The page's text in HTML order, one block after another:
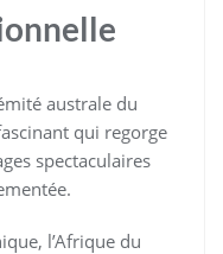
australe du
qui regorge
spectaculaires
l’Afrique du